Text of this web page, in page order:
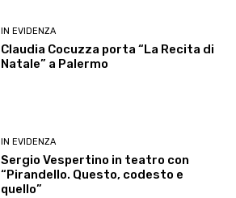
IN EVIDENZA
Claudia Cocuzza porta “La Recita di
Natale” a Palermo
IN EVIDENZA
Sergio Vespertino in teatro con
“Pirandello. Questo, codesto e
quello”